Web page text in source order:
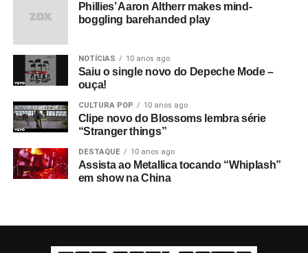
Phillies’ Aaron Altherr makes mind-
boggling barehanded play
NOTÍCIAS 10 anos ago
Saiu o single novo do Depeche Mode –
ouça!
CULTURA POP 10 anos ago
Clipe novo do Blossoms lembra série
“Stranger things”
DESTAQUE 10 anos ago
Assista ao Metallica tocando “Whiplash”
em show na China